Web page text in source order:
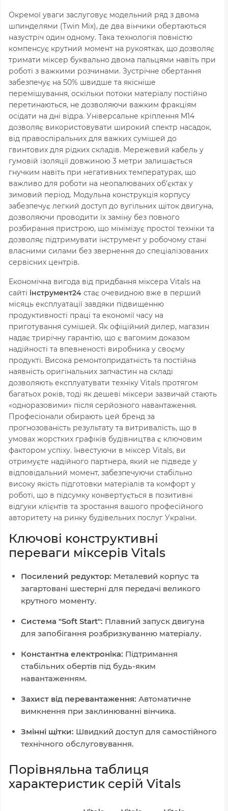
Окремої уваги заслуговує модельний ряд з двома
шпинделями (Twin Mix), де два вінчики обертаються
назустріч один одному. Така технологія повністю
компенсує крутний момент на рукоятках, що дозволяє
тримати міксер буквально двома пальцями навіть при
роботі з важкими розчинами. Зустрічне обертання
забезпечує на 50% швидше та якісніше
перемішування, оскільки потоки матеріалу постійно
перетинаються, не дозволяючи важким фракціям
осідати на дні відра. Універсальне кріплення M14
дозволяє використовувати широкий спектр насадок,
від правоспіральних для важких сумішей до
гвинтових для рідких складів. Мережевий кабель у
гумовій ізоляції довжиною 3 метри залишається
гнучким навіть при негативних температурах, що
важливо для роботи на неопалюваних об’єктах у
зимовий період. Модульна конструкція корпусу
забезпечує легкий доступ до вугільних щіток двигуна,
дозволяючи проводити їх заміну без повного
розбирання пристрою, що мінімізує простої техніки та
дозволяє підтримувати інструмент у робочому стані
власними силами без звернення до спеціалізованих
сервісних центрів.
Економічна вигода від придбання міксера Vitals на
сайті інструмент24 стає очевидною вже в перший
місяць експлуатації завдяки підвищенню
продуктивності праці та економії часу на
приготування сумішей. Як офіційний дилер, магазин
надає трирічну гарантію, що є вагомим доказом
надійності та впевненості виробника у своєму
продукті. Висока ремонтопридатність та постійна
наявність оригінальних запчастин на складі
дозволяють експлуатувати техніку Vitals протягом
багатьох років, тоді як дешеві міксери зазвичай стають
«одноразовими» після серйозного навантаження.
Професіонали обирають цей бренд за
прогнозованість результату та витривалість, що в
умовах жорстких графіків будівництва є ключовим
фактором успіху. Інвестуючи в міксер Vitals, ви
отримуєте надійного партнера, який не підведе у
відповідальний момент, забезпечуючи стабільно
високу якість підготовки матеріалів та комфорт у
роботі, що в підсумку конвертується в позитивні
відгуки клієнтів та зростання вашого професійного
авторитету на ринку будівельних послуг України.
Ключові конструктивні
переваги міксерів Vitals
Посилений редуктор: Металевий корпус та
загартовані шестерні для передачі великого
крутного моменту.
Система "Soft Start": Плавний запуск двигуна
для запобігання розбризкуванню матеріалу.
Константна електроніка: Підтримання
стабільних обертів під будь-яким
навантаженням.
Захист від перевантаження: Автоматичне
вимкнення при заклинюванні вінчика.
Змінні щітки: Швидкий доступ для самостійного
технічного обслуговування.
Порівняльна таблиця
характеристик серій Vitals